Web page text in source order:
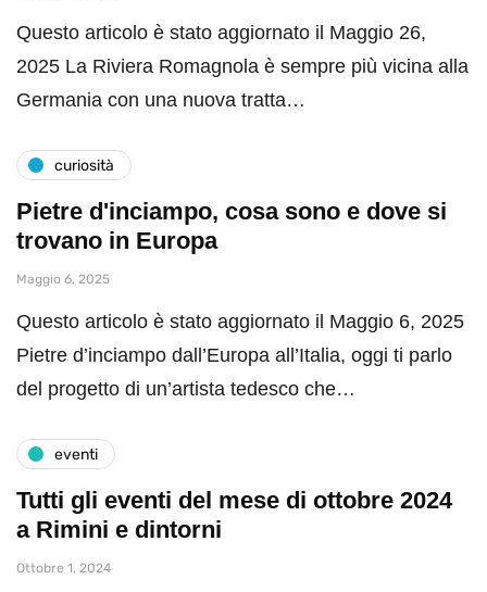
Questo articolo è stato aggiornato il Maggio 26,
2025 La Riviera Romagnola è sempre più vicina alla
Germania con una nuova tratta…
curiosità
Pietre d'inciampo, cosa sono e dove si
trovano in Europa
Maggio 6, 2025
Questo articolo è stato aggiornato il Maggio 6, 2025
Pietre d’inciampo dall’Europa all’Italia, oggi ti parlo
del progetto di un’artista tedesco che…
eventi
Tutti gli eventi del mese di ottobre 2024
a Rimini e dintorni
Ottobre 1, 2024